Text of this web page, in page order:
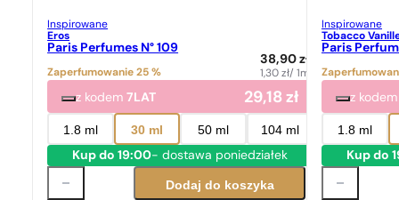
Inspirowane
Eros
Paris Perfumes N° 109
Zaperfumowanie 25 %
38,90zł
1,30zł/ 1ml
z kodem7LAT 29,18zł
1.8 ml 30 ml 50 ml 104 ml
Kup do 19:00- dostawa poniedziałek
Dodaj do koszyka
Inspirowane
Tobacco
Paris
z
1.8 ml
Kup do